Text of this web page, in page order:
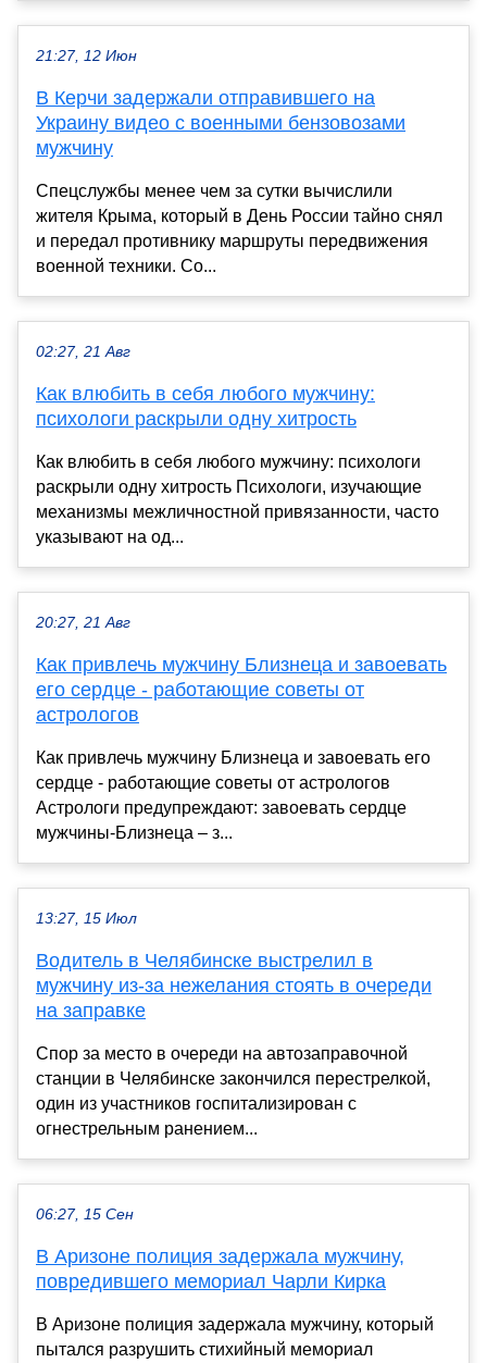
21:27, 12 Июн
В Керчи задержали отправившего на
Украину видео с военными бензовозами
мужчину
Спецслужбы менее чем за сутки вычислили
жителя Крыма, который в День России тайно снял
и передал противнику маршруты передвижения
военной техники. Со...
02:27, 21 Авг
Как влюбить в себя любого мужчину:
психологи раскрыли одну хитрость
Как влюбить в себя любого мужчину: психологи
раскрыли одну хитрость Психологи, изучающие
механизмы межличностной привязанности, часто
указывают на од...
20:27, 21 Авг
Как привлечь мужчину Близнеца и завоевать
его сердце - работающие советы от
астрологов
Как привлечь мужчину Близнеца и завоевать его
сердце - работающие советы от астрологов
Астрологи предупреждают: завоевать сердце
мужчины-Близнеца – з...
13:27, 15 Июл
Водитель в Челябинске выстрелил в
мужчину из-за нежелания стоять в очереди
на заправке
Спор за место в очереди на автозаправочной
станции в Челябинске закончился перестрелкой,
один из участников госпитализирован с
огнестрельным ранением...
06:27, 15 Сен
В Аризоне полиция задержала мужчину,
повредившего мемориал Чарли Кирка
В Аризоне полиция задержала мужчину, который
пытался разрушить стихийный мемориал